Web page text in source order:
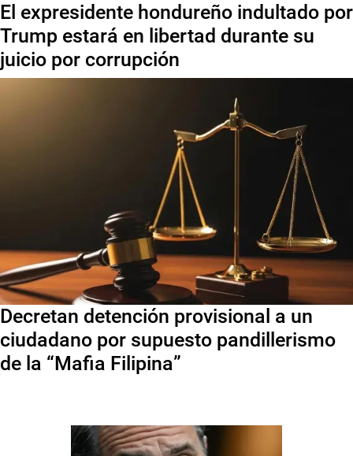
El expresidente hondureño indultado por
Trump estará en libertad durante su
juicio por corrupción
Decretan detención provisional a un
ciudadano por supuesto pandillerismo
de la “Mafia Filipina”